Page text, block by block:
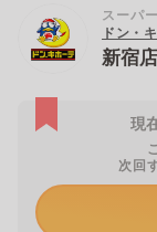
スーパー
ドン・
新宿
現
次回